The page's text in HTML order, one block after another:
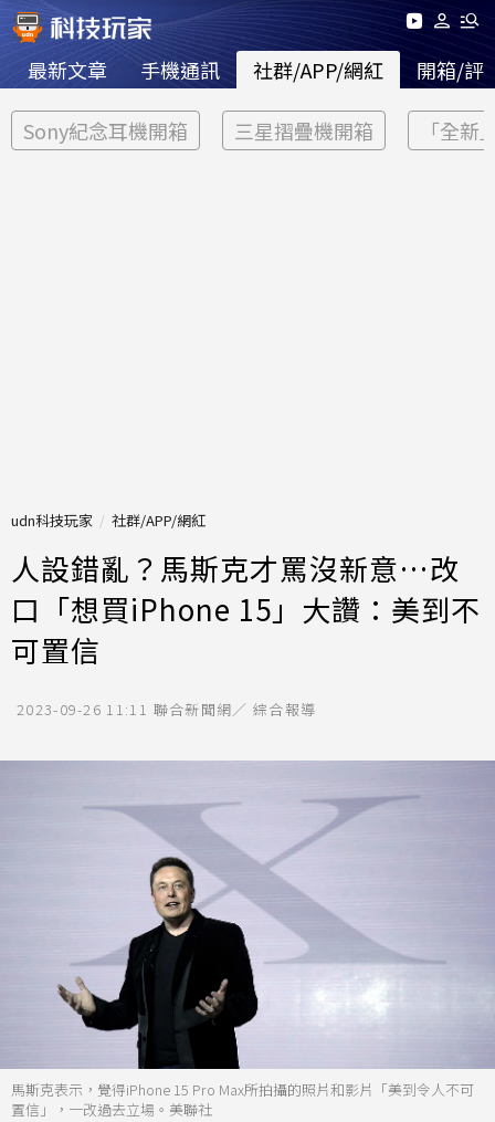
最新文章 手機通訊 社群/APP/網紅 開箱/評
Sony紀念耳機開箱 三星摺疊機開箱 「全新
udn科技玩家 社群/APP/網紅
人設錯亂？馬斯克才罵沒新意…改
口「想買iPhone 15」大讚：美到不
可置信
2023-09-26 11:11 聯合新聞網／ 綜合報導
馬斯克表示，覺得iPhone 15 Pro Max所拍攝的照片和影片「美到令人不可
置信」，一改過去立場。美聯社